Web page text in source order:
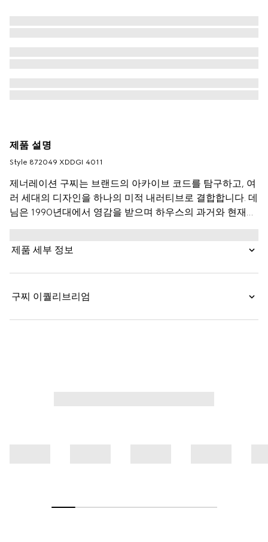
제품 설명
Style ‎872049 XDDGI 4011
제너레이션 구찌는 브랜드의 아카이브 코드를 탐구하고, 여
러 세대의 디자인을 하나의 미적 내러티브로 결합합니다. 데
님은 1990년대에서 영감을 받으며 하우스의 과거와 현재를
엠보싱 구찌 가죽 라벨로 특징 지어집니다.
제품 세부 정보
구찌 이퀄리브리엄